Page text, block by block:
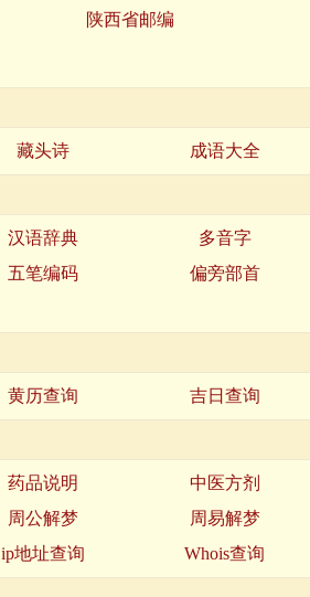
陕西省邮编
藏头诗 成语大全
汉语辞典 多音字
五笔编码 偏旁部首
黄历查询 吉日查询
药品说明 中医方剂
周公解梦 周易解梦
ip地址查询 Whois查询